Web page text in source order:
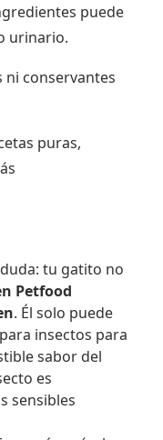
puede
urinario.
ni conservantes
puras,
tu gatito no
Petfood
. Él solo puede
insectos para
sabor del
es
sensibles